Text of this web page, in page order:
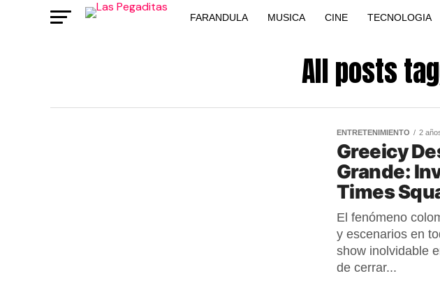
FARANDULA MUSICA CINE TECNOLOGIA
All posts
ENTRETENIMIENTO 2
Greeicy
Grande:
Times
El fenómeno
y escenarios en
show inolvidable
de cerrar...